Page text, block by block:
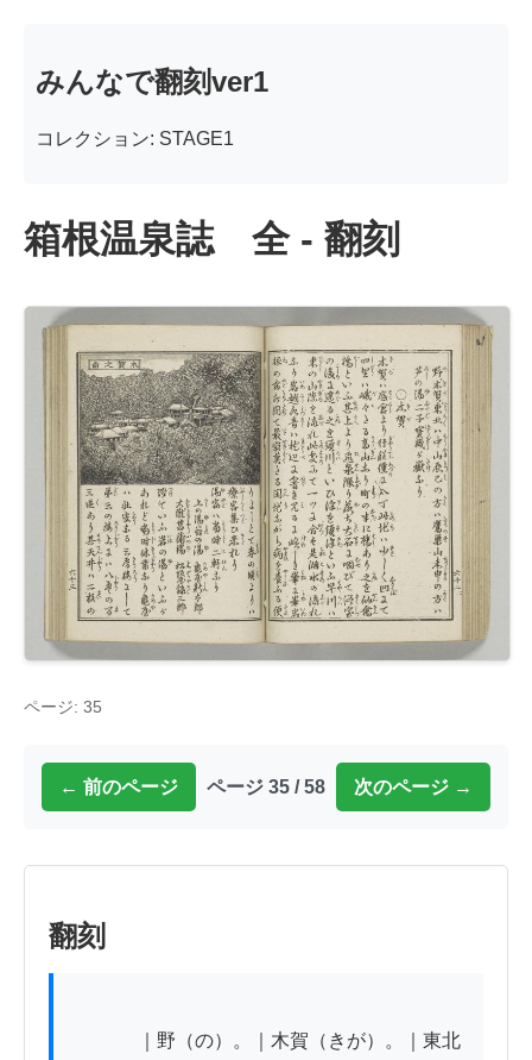
みんなで翻刻ver1
コレクション: STAGE1
箱根温泉誌 全 - 翻刻
ページ: 35
← 前のページ ページ 35 / 58 次のページ →
翻刻